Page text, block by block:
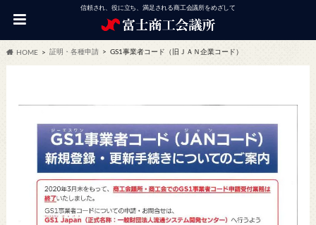
信頼され、役に立ち、満足される商工会議所をめざして
HOME 証明・各種申請 GS1事業者コード（旧ＪＡＮ企業コード）